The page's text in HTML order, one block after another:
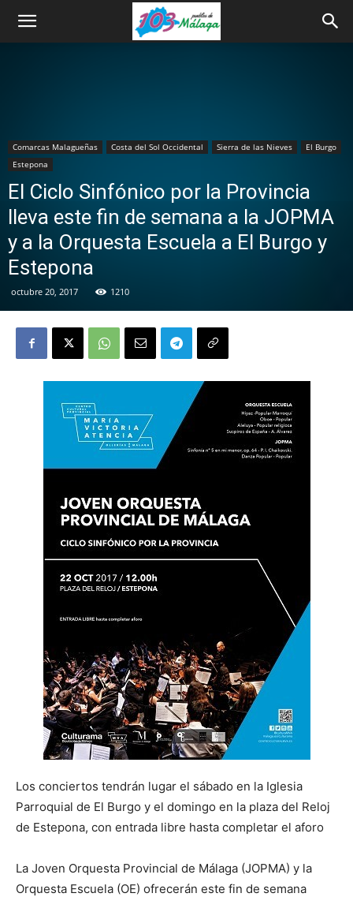
Comarcas Malagueñas Costa del Sol Occidental Sierra de las Nieves
El Burgo
Estepona
El Ciclo Sinfónico por la Provincia
lleva este fin de semana a la JOPMA
y a la Orquesta Escuela a El Burgo y
Estepona
octubre 20, 2017 1210
Los conciertos tendrán lugar el sábado en la Iglesia
Parroquial de El Burgo y el domingo en la plaza del Reloj
de Estepona, con entrada libre hasta completar el aforo
La Joven Orquesta Provincial de Málaga (JOPMA) y la
Orquesta Escuela (OE) ofrecerán este fin de semana